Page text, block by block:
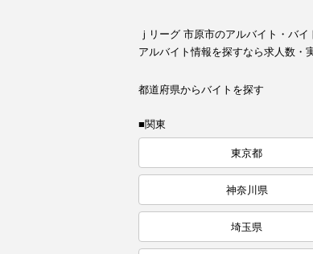
ｊリーグ 市原市のアルバイト・バ
アルバイト情報を探すなら求人数・
都道府県からバイトを探す
■関東
東京都
神奈川県
埼玉県